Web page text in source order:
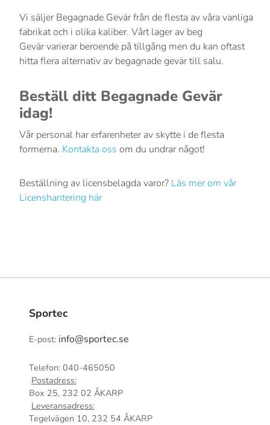
Vi säljer Begagnade Gevär från de flesta av våra vanliga
fabrikat och i olika kaliber. Vårt lager av beg
Gevär varierar beroende på tillgång men du kan oftast
hitta flera alternativ av begagnade gevär till salu.
Beställ ditt Begagnade Gevär
idag!
Vår personal har erfarenheter av skytte i de flesta
formerna. Kontakta oss om du undrar något!
Beställning av licensbelagda varor? Läs mer om vår
Licenshantering här
Sportec
E-post: info@sportec.se
Telefon: 040-465050
Postadress:
Box 25, 232 02 ÅKARP
Leveransadress:
Tegelvägen 10, 232 54 ÅKARP